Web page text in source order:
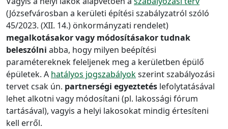
(Józsefvárosban a kerületi építési szabályzatról szóló
45/2023. (XII. 14.) önkormányzati rendelet)
megalkotásakor vagy módosításakor tudnak
beleszólni abba, hogy milyen beépítési
paramétereknek feleljenek meg a kerületben épülő
épületek. A hatályos jogszabályokszerint szabályozási
tervet csak ún. partnerségi egyeztetés lefolytatásával
lehet alkotni vagy módosítani (pl. lakossági fórum
tartásával), vagyis a helyi lakosokat mindig értesíteni
kell erről.